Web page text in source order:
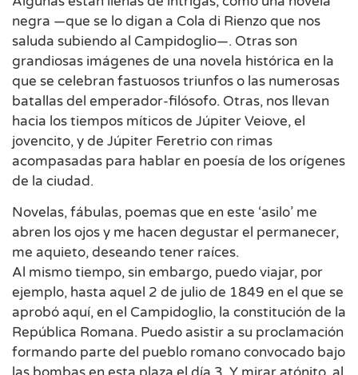
negra —que se lo digan a Cola di Rienzo que nos
saluda subiendo al Campidoglio—. Otras son
grandiosas imágenes de una novela histórica en la
que se celebran fastuosos triunfos o las numerosas
batallas del emperador-filósofo. Otras, nos llevan
hacia los tiempos míticos de Júpiter Veiove, el
jovencito, y de Júpiter Feretrio con rimas
acompasadas para hablar en poesía de los orígenes
de la ciudad.
Novelas, fábulas, poemas que en este ‘asilo’ me
abren los ojos y me hacen degustar el permanecer,
me aquieto, deseando tener raíces.
Al mismo tiempo, sin embargo, puedo viajar, por
ejemplo, hasta aquel 2 de julio de 1849 en el que se
aprobó aquí, en el Campidoglio, la constitución de la
República Romana. Puedo asistir a su proclamación
formando parte del pueblo romano convocado bajo